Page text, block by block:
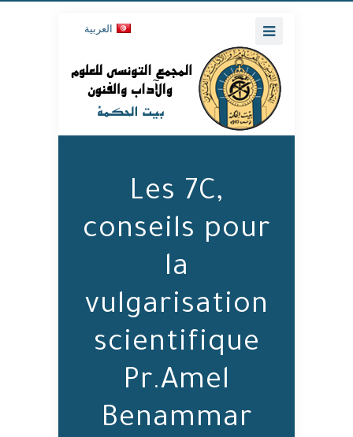
العربية
Les 7C,
conseils pour
la
vulgarisation
scientifique
Pr.Amel
Benammar